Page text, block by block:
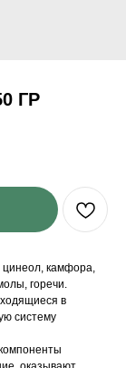
ГР
цинеол, камфора,
горечи.
в
систему